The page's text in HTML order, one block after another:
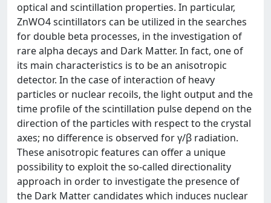
optical and scintillation properties. In particular,
ZnWO4 scintillators can be utilized in the searches
for double beta processes, in the investigation of
rare alpha decays and Dark Matter. In fact, one of
its main characteristics is to be an anisotropic
detector. In the case of interaction of heavy
particles or nuclear recoils, the light output and the
time profile of the scintillation pulse depend on the
direction of the particles with respect to the crystal
axes; no difference is observed for γ/β radiation.
These anisotropic features can offer a unique
possibility to exploit the so-called directionality
approach in order to investigate the presence of
the Dark Matter candidates which induces nuclear